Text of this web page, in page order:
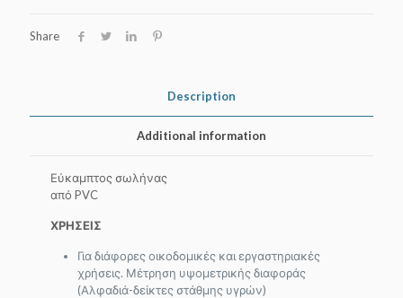
quantity
Share
Description
Additional information
Εύκαμπτος σωλήνας
από PVC
ΧΡΗΣΕΙΣ
Για διάφορες οικοδομικές και εργαστηριακές
χρήσεις. Μέτρηση υψομετρικής διαφοράς
(Αλφαδιά-δείκτες στάθμης υγρών)